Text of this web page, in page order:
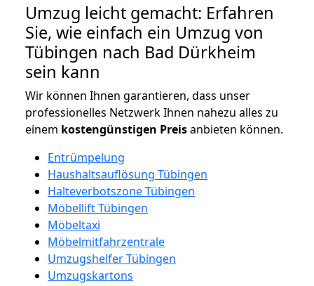
Umzug leicht gemacht: Erfahren
Sie, wie einfach ein Umzug von
Tübingen nach Bad Dürkheim
sein kann
Wir können Ihnen garantieren, dass unser
professionelles Netzwerk Ihnen nahezu alles zu
einem kostengünstigen Preisanbieten können.
Entrümpelung
Haushaltsauflösung Tübingen
Halteverbotszone Tübingen
Möbellift Tübingen
Möbeltaxi
Möbelmitfahrzentrale
Umzugshelfer Tübingen
Umzugskartons